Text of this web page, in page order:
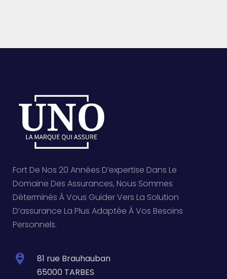
Fort De Nos 20 Années D’expertise Dans Le
Domaine Des Assurances, Nous Sommes
Déterminés À Vous Guider Vers La Solution
D’assurance La Plus Adaptée À Vos Besoins
Personnels.
81 rue Brauhauban
65000 TARBES